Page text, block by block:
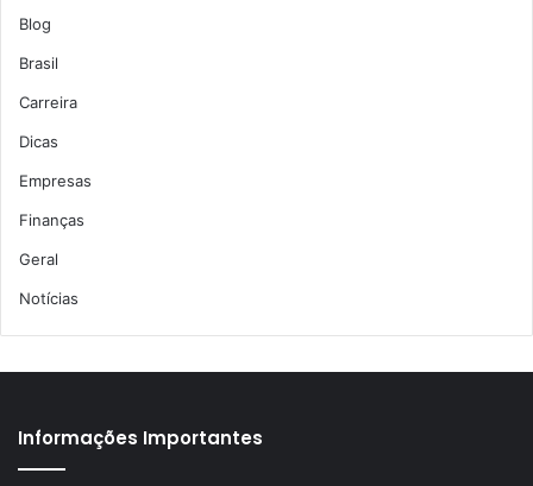
Blog
Brasil
Carreira
Dicas
Empresas
Finanças
Geral
Notícias
Informações Importantes